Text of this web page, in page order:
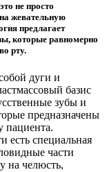
не просто
на жевательную
предлагает
которые равномерно
рту.
дуги и
базис
зубы и
предназначены
пациента.
есть специальная
части
на челюсть,